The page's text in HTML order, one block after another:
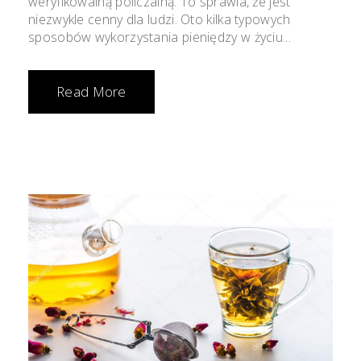
niezwykle cenny dla ludzi. Oto kilka typowych
sposobów wykorzystania pieniędzy w życiu...
Read More